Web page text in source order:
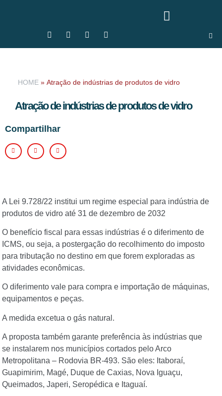
HOME » Atração de indústrias de produtos de vidro
Atração de indústrias de produtos de vidro
Compartilhar
A Lei 9.728/22 institui um regime especial para indústria de
produtos de vidro até 31 de dezembro de 2032
O benefício fiscal para essas indústrias é o diferimento de
ICMS, ou seja, a postergação do recolhimento do imposto
para tributação no destino em que forem exploradas as
atividades econômicas.
O diferimento vale para compra e importação de máquinas,
equipamentos e peças.
A medida excetua o gás natural.
A proposta também garante preferência às indústrias que
se instalarem nos municípios cortados pelo Arco
Metropolitana – Rodovia BR-493. São eles: Itaboraí,
Guapimirim, Magé, Duque de Caxias, Nova Iguaçu,
Queimados, Japeri, Seropédica e Itaguaí.